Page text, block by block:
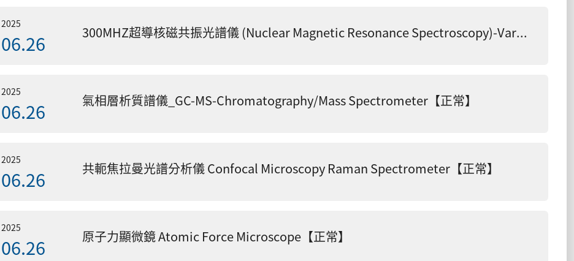
2025
06.26 300MHZ超導核磁共振光譜儀 (Nuclear Magnetic Resonance Spectroscopy)-Varian 300MHz【正常】
2025
06.26 氣相層析質譜儀_GC-MS-Chromatography/Mass Spectrometer【正常】
2025
06.26 共軛焦拉曼光譜分析儀 Confocal Microscopy Raman Spectrometer【正常】
2025
06.26 原子力顯微鏡 Atomic Force Microscope【正常】